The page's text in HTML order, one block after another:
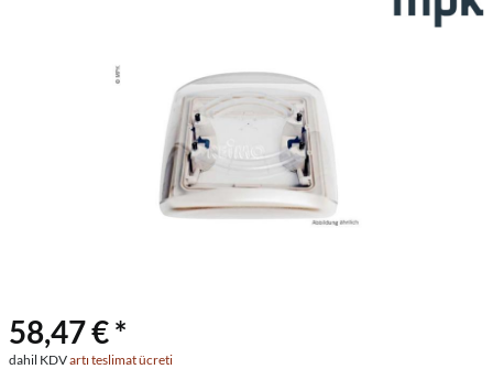
58,47 € *
dahil KDVartı teslimat ücreti